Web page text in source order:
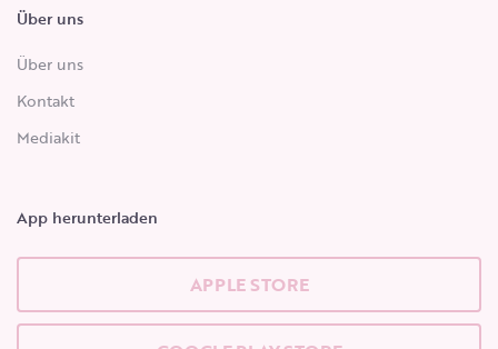
Über uns
Über uns
Kontakt
Mediakit
App herunterladen
APPLE STORE